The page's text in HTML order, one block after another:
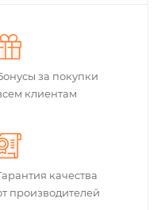
за покупки
клиентам
качества
производителей